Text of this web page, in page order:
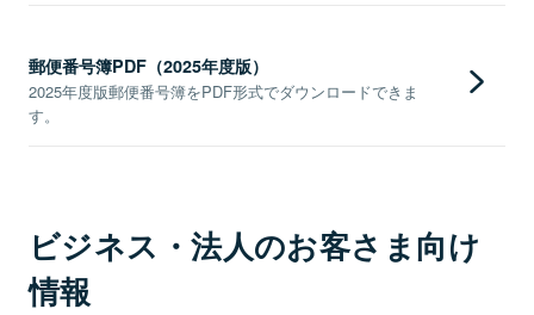
郵便番号簿PDF（2025年度版）
2025年度版郵便番号簿をPDF形式でダウンロードできま
す。
ビジネス・法人のお客さま向け
情報